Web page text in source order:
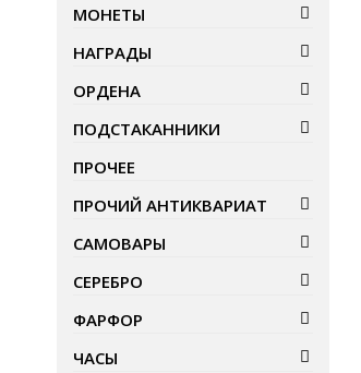
МОНЕТЫ
НАГРАДЫ
ОРДЕНА
ПОДСТАКАННИКИ
ПРОЧЕЕ
ПРОЧИЙ АНТИКВАРИАТ
САМОВАРЫ
СЕРЕБРО
ФАРФОР
ЧАСЫ